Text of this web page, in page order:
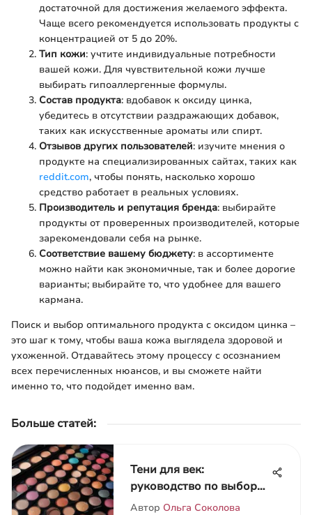
достаточной для достижения желаемого эффекта.
Чаще всего рекомендуется использовать продукты с
концентрацией от 5 до 20%.
Тип кожи: учтите индивидуальные потребности
вашей кожи. Для чувствительной кожи лучше
выбирать гипоаллергенные формулы.
Состав продукта: вдобавок к оксиду цинка,
убедитесь в отсутствии раздражающих добавок,
таких как искусственные ароматы или спирт.
Отзывов других пользователей: изучите мнения о
продукте на специализированных сайтах, таких как
reddit.com, чтобы понять, насколько хорошо
средство работает в реальных условиях.
Производитель и репутация бренда: выбирайте
продукты от проверенных производителей, которые
зарекомендовали себя на рынке.
Соответствие вашему бюджету: в ассортименте
можно найти как экономичные, так и более дорогие
варианты; выбирайте то, что удобнее для вашего
кармана.
Поиск и выбор оптимального продукта с оксидом цинка –
это шаг к тому, чтобы ваша кожа выглядела здоровой и
ухоженной. Отдавайтесь этому процессу с осознанием
всех перечисленных нюансов, и вы сможете найти
именно то, что подойдет именно вам.
Больше статей:
Тени для век:
руководство по выбору
и техникам
Автор Ольга Соколова